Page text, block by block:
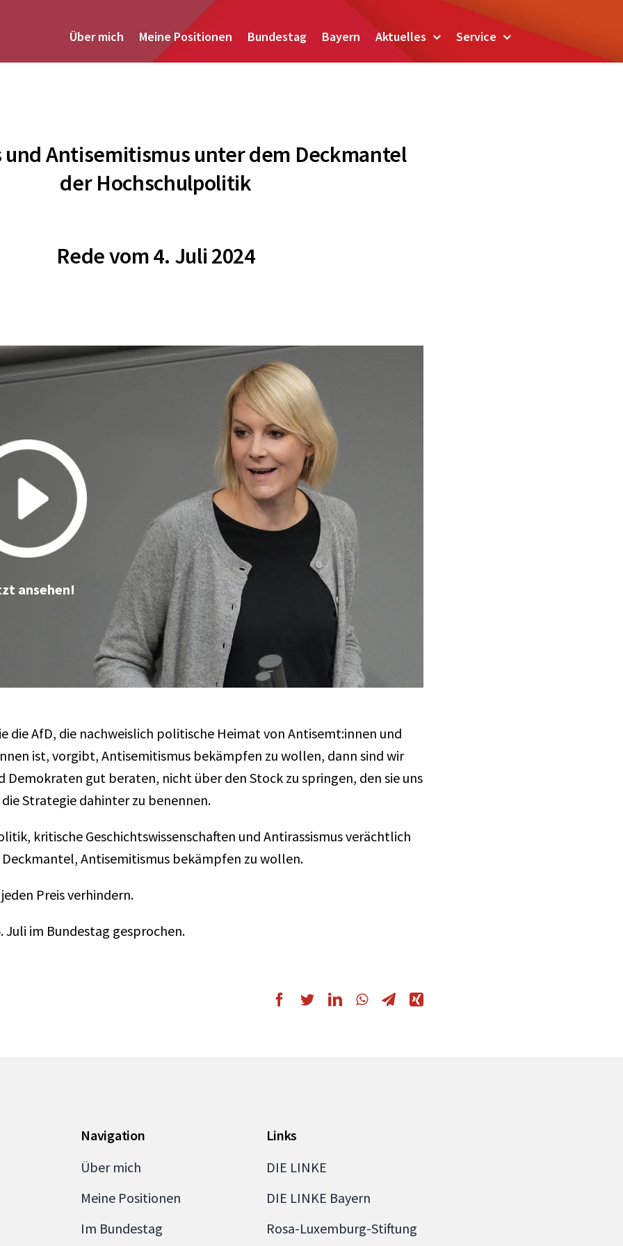
Über mich Meine Positionen Bundestag Bayern Aktuelles Service
und Antisemitismus unter dem Deckmantel
der Hochschulpolitik
Rede vom 4. Juli 2024
ansehen!
die AfD, die nachweislich politische Heimat von Antisemt:innen und
ist, vorgibt, Antisemitismus bekämpfen zu wollen, dann sind wir
Demokraten gut beraten, nicht über den Stock zu springen, den sie uns
Strategie dahinter zu benennen.
kritische Geschichtswissenschaften und Antirassismus verächtlich
Antisemitismus bekämpfen zu wollen.
Preis verhindern.
Juli im Bundestag gesprochen.
Navigation
Über mich
Meine Positionen
Im Bundestag
Links
DIE LINKE
DIE LINKE Bayern
Rosa-Luxemburg-Stiftung